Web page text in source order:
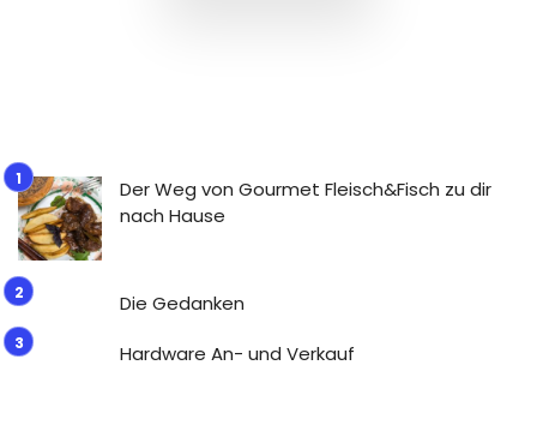
Der Weg von Gourmet Fleisch&Fisch zu dir
nach Hause
Die Gedanken
Hardware An- und Verkauf